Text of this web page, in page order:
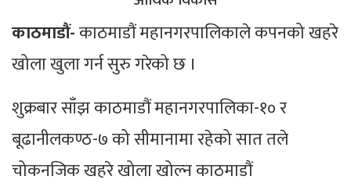
काठमाडौं-काठमाडौं महानगरपालिकाले कपनको खहरे
खोला खुला गर्न सुरु गरेको छ ।
शुक्रबार साँझ काठमाडौं महानगरपालिका-१० र
बूढानीलकण्ठ-७ को सीमानामा रहेको सात तले
चोकनजिक खहरे खोला खोल्न काठमाडौं